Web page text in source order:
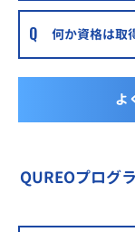
何か資格は取
よ
QUREOプログ